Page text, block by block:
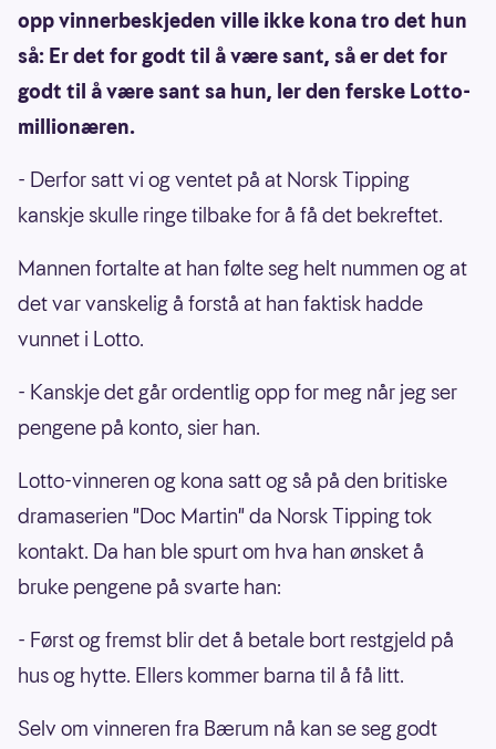
opp vinnerbeskjeden ville ikke kona tro det hun
så: Er det for godt til å være sant, så er det for
godt til å være sant sa hun, ler den ferske Lotto-
millionæren.
- Derfor satt vi og ventet på at Norsk Tipping
kanskje skulle ringe tilbake for å få det bekreftet.
Mannen fortalte at han følte seg helt nummen og at
det var vanskelig å forstå at han faktisk hadde
vunnet i Lotto.
- Kanskje det går ordentlig opp for meg når jeg ser
pengene på konto, sier han.
Lotto-vinneren og kona satt og så på den britiske
dramaserien "Doc Martin" da Norsk Tipping tok
kontakt. Da han ble spurt om hva han ønsket å
bruke pengene på svarte han:
- Først og fremst blir det å betale bort restgjeld på
hus og hytte. Ellers kommer barna til å få litt.
Selv om vinneren fra Bærum nå kan se seg godt